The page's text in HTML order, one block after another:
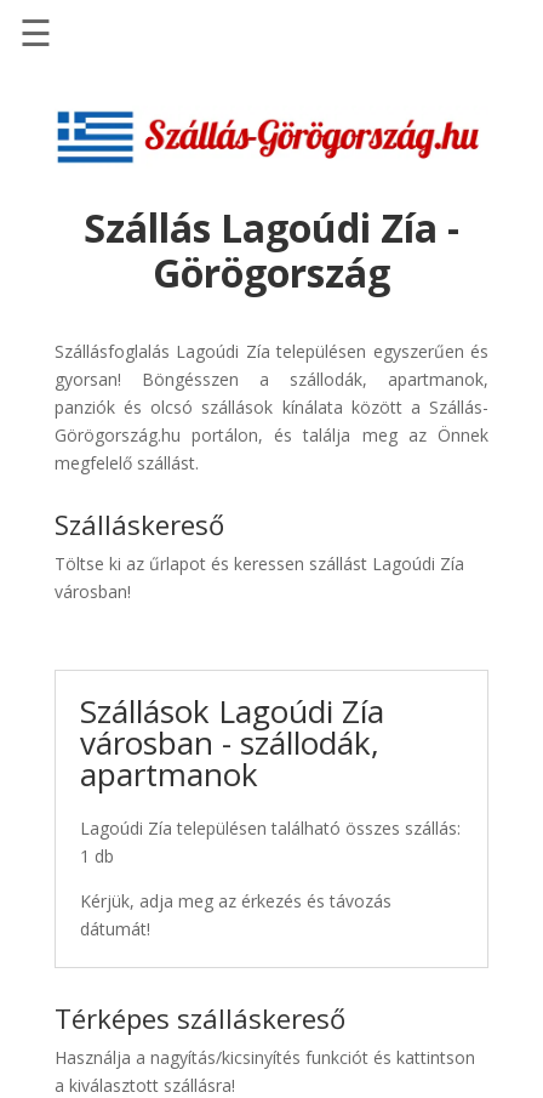
Szállások
Repülőjegy
pénzvisszatérítéssel
Discover
Cars
Transzfer
Kiwi
Taxi
☰
Szállás Lagoúdi Zía -
Görögország
Szállásfoglalás Lagoúdi Zía településen egyszerűen és
gyorsan! Böngésszen a szállodák, apartmanok,
panziók és olcsó szállások kínálata között a Szállás-
Görögország.hu portálon, és találja meg az Önnek
megfelelő szállást.
Szálláskereső
Töltse ki az űrlapot és keressen szállást Lagoúdi Zía
városban!
Szállások Lagoúdi Zía
városban - szállodák,
apartmanok
Lagoúdi Zía településen található összes szállás:
1 db
Kérjük, adja meg az érkezés és távozás
dátumát!
Térképes szálláskereső
Használja a nagyítás/kicsinyítés funkciót és kattintson
a kiválasztott szállásra!